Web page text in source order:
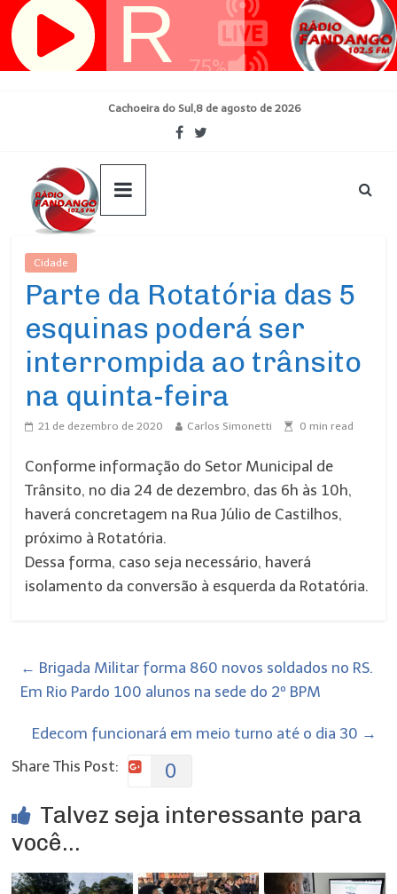
Pular
para
Cachoeira do Sul,8 de agosto de 2026
Cidade
Parte da Rotatória das 5
esquinas poderá ser
interrompida ao trânsito
na quinta-feira
21 de dezembro de 2020 Carlos Simonetti 0 min read
Conforme informação do Setor Municipal de
Trânsito, no dia 24 de dezembro, das 6h às 10h,
haverá concretagem na Rua Júlio de Castilhos,
próximo à Rotatória.
Dessa forma, caso seja necessário, haverá
isolamento da conversão à esquerda da Rotatória.
← Brigada Militar forma 860 novos soldados no RS.
Em Rio Pardo 100 alunos na sede do 2º BPM
Edecom funcionará em meio turno até o dia 30 →
Share This Post:
0
Talvez seja interessante para
você...